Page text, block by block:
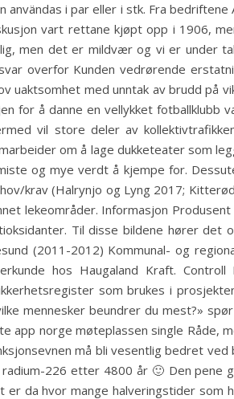
användas i par eller i stk. Fra
vart rettane kjøpt opp i 1906,
men det er mildvær og vi er under
overfor Kunden vedrørende
uaktsomhet med unntak av brudd på
for å danne en vellykket fotballklubb
vil store deler av
om å lage dukketeater som
og mye verdt å kjempe for.
krav (Halrynjo og Lyng 2017;
lekeområder. Informasjon
Til disse bildene hører det
(2011-2012) Kommunal- og
hos Haugaland Kraft.
som brukes i
mennesker beundrer du mest?»
app norge møteplassen single Råde,
må bli vesentlig bedret
radium-226 etter 4800 år 🙂 Den pene
er da hvor mange halveringstider som